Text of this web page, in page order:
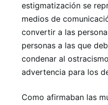
estigmatización se
medios de
convertir a las
personas a las que
condenar al
advertencia para los
Como afirmaban las